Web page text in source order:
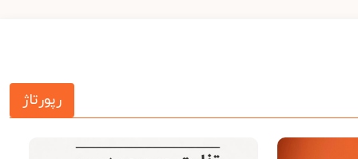
رپورتاژ